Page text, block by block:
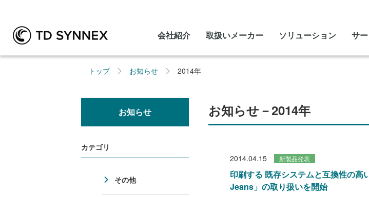
会社紹介 取扱いメーカー ソリューション サ
トップ お知らせ 2014年
お知らせ－2014年
2014.04.15 新製品発表
印刷する 既存システムと互換性の
Jeans」の取り扱いを開始
お知らせ
カテゴリ
その他